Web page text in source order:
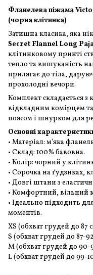
Фланелева піжама
(чорна клітинка)
Затишна класика, яка
Secret Flannel Long
клітинковому принті
тепло та вишуканість
прилягає до тіла,
прохолодні вечори.
Комплект складається з
відкладним комірцем
поясом і шнурком для
Основні
• Матеріал: м’яка
• Склад: 100% бавовна.
• Колір: чорний у
• Сорочка на ґудзиках,
• Довгі штани з
• Комфортний, вільний
• Ідеально підходить
моментів.
XS (обхват грудей до 87
S (обхват грудей до 87-
M (обхват грудей до 90-
L (обхват грудей до 99-